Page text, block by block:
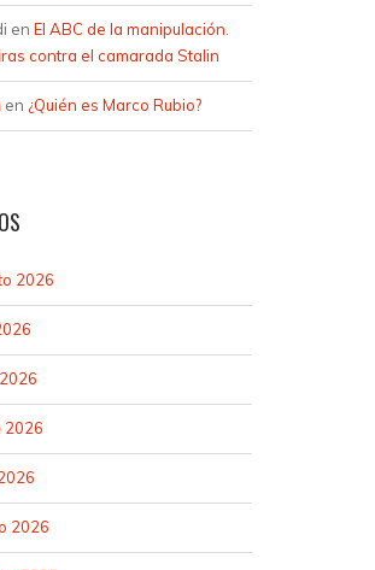
en El ABC de la manipulación.
contra el camarada Stalin
en ¿Quién es Marco Rubio?
2026
2026
2026